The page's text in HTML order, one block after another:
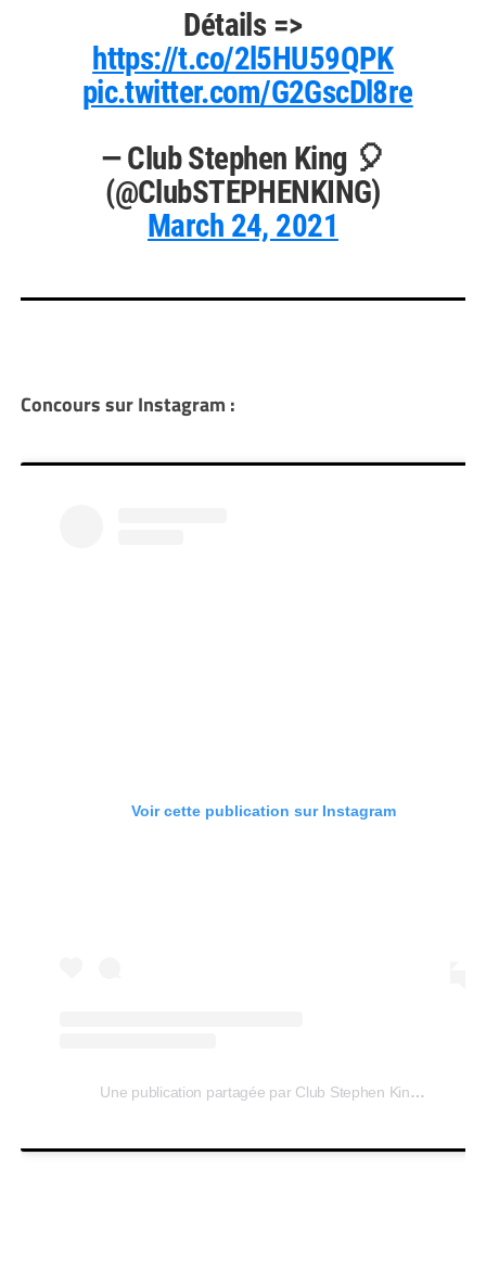
Détails =>
https://t.co/2l5HU59QPK
pic.twitter.com/G2GscDl8re
— Club Stephen King 🎈
(@ClubSTEPHENKING)
March 24, 2021
Concours sur Instagram :
Voir cette publication sur Instagram
Une publication partagée par Club Stephen King (@clubstephenking)